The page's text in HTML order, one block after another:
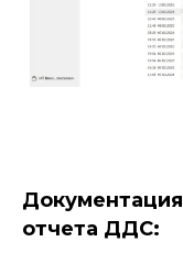
отчета ДДС: